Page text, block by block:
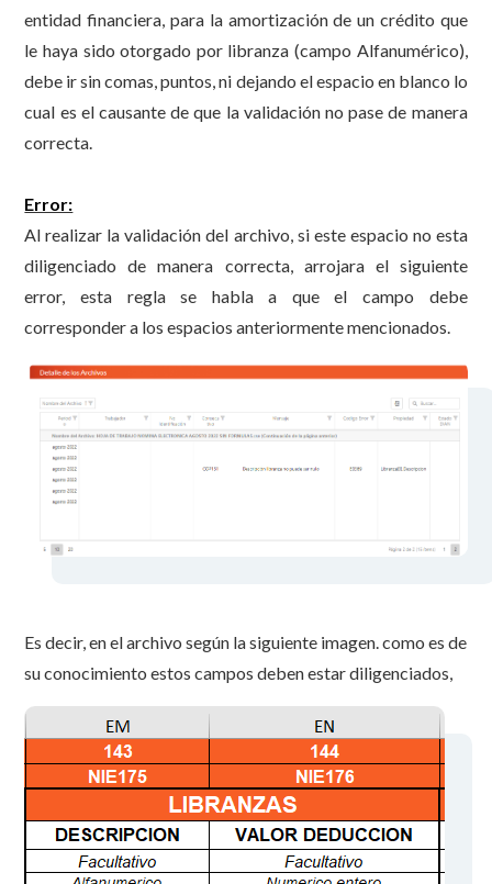
entidad financiera, para la amortización de un crédito que
le haya sido otorgado por libranza (campo Alfanumérico),
debe ir sin comas, puntos, ni dejando el espacio en blanco lo
cual es el causante de que la validación no pase de manera
correcta.
Error:
Al realizar la validación del archivo, si este espacio no esta
diligenciado de manera correcta, arrojara el siguiente
error, esta regla se habla a que el campo debe
corresponder a los espacios anteriormente mencionados.
Es decir, en el archivo según la siguiente imagen. como es de
su conocimiento estos campos deben estar diligenciados,